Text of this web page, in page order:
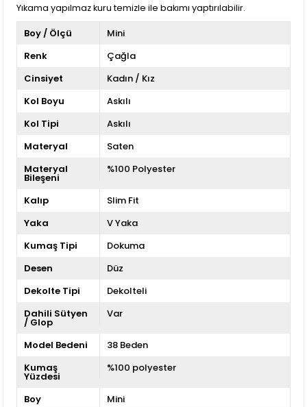
Yıkama yapılmaz kuru temizle ile bakımı yaptırılabilir.
Boy / Ölçü
Mini
Renk
Çağla
Cinsiyet
Kadın / Kız
Kol Boyu
Askılı
Kol Tipi
Askılı
Materyal
Saten
Materyal
Bileşeni
%100 Polyester
Kalıp
Slim Fit
Yaka
V Yaka
Kumaş Tipi
Dokuma
Desen
Düz
Dekolte Tipi
Dekolteli
Dahili Sütyen
/ Glop
Var
Model Bedeni
38 Beden
Kumaş
Yüzdesi
%100 polyester
Boy
Mini